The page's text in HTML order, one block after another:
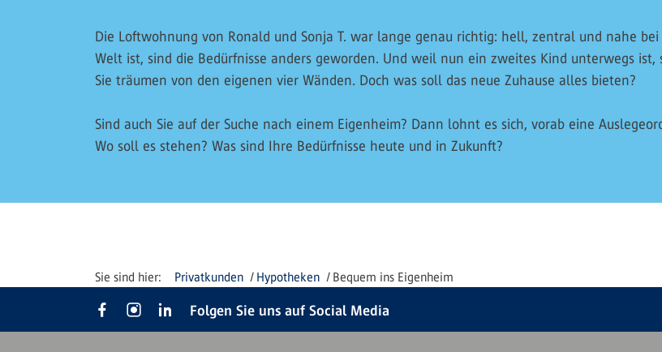
Die Loftwohnung von Ronald und Sonja T. war lange genau richtig: hell, zentral und nahe
Welt ist, sind die Bedürfnisse anders geworden. Und weil nun ein zweites Kind unterwegs
Sie träumen von den eigenen vier Wänden. Doch was soll das neue Zuhause alles bieten?
Sind auch Sie auf der Suche nach einem Eigenheim? Dann lohnt es sich, vorab eine
Wo soll es stehen? Was sind Ihre Bedürfnisse heute und in Zukunft?
Privatkunden Hypotheken Bequem ins Eigenheim
Folgen Sie uns auf Social Media